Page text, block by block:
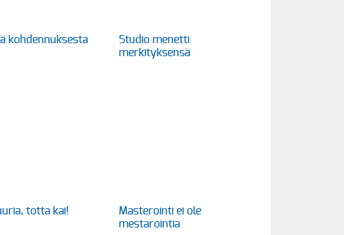
kohdennuksesta
Studio menetti
merkityksensä
totta kai!
Masterointi ei ole
mestarointia